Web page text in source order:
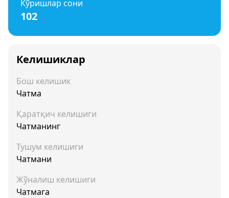
Кўришлар сони
102
Келишиклар
Бош келишик
Чатма
Қаратқич келишиги
Чатманинг
Тушум келишиги
Чатмани
Жўналиш келишиги
Чатмага